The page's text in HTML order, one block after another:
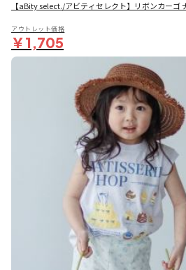
【aBity select./アビティセレクト】リボンカーゴ
アウトレット価格
￥1,705